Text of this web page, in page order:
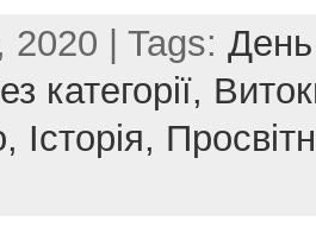
ar
e
| Tags:
категорії,
Історія,